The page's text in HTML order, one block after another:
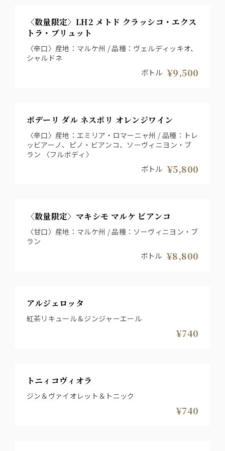
〈数量限定〉LH2 メトド クラッシコ・エクス
トラ・ブリュット
〈辛口〉産地：マルケ州 / 品種：ヴェルディッキオ、
シャルドネ
ボトル ¥9,500
ポデーリ ダル ネスポリ オレンジワイン
〈辛口〉産地：エミリア・ロマーニャ州 / 品種：トレ
ッビアーノ、ピノ・ビアンコ、ソーヴィニヨン・ブ
ラン 〈フルボディ〉
ボトル ¥5,800
〈数量限定〉マキシモ マルケ ビアンコ
〈甘口〉産地：マルケ州 / 品種：ソーヴィニヨン・ブ
ラン
ボトル ¥8,800
アルジェロッタ
紅茶リキュール＆ジンジャーエール
¥740
トニィコヴィオラ
ジン＆ヴァイオレット＆トニック
¥740